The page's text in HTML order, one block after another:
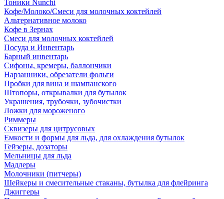
Тоники Nunchi
Кофе/Молоко/Смеси для молочных коктейлей
Альтернативное молоко
Кофе в Зернах
Смеси для молочных коктейлей
Посуда и Инвентарь
Барный инвентарь
Сифоны, кремеры, баллончики
Нарзанники, обрезатели фольги
Пробки для вина и шампанского
Штопоры, открывалки для бутылок
Украшения, трубочки, зубочистки
Ложки для мороженого
Риммеры
Сквизеры для цитрусовых
Емкости и формы для льда, для охлаждения бутылок
Гейзеры, дозаторы
Мельницы для льда
Мадлеры
Молочники (питчеры)
Шейкеры и смесительные стаканы, бутылка для флейринга
Джиггеры